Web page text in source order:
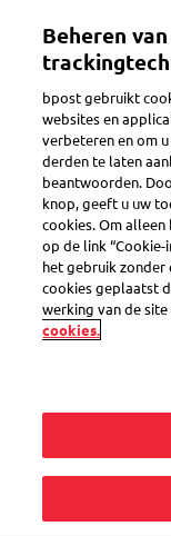
inhoud
Toggle navigation
Doorzenddienst
Een
Beheren
bpost gebruikt
websites en
verbeteren en om
derden te laten
beantwoorden.
knop, geeft u uw
cookies. Om
op de link
het gebruik zonder
cookies geplaatst
werking van de
cookies.